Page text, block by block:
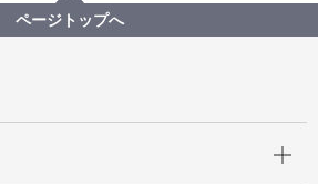
ページトップへ